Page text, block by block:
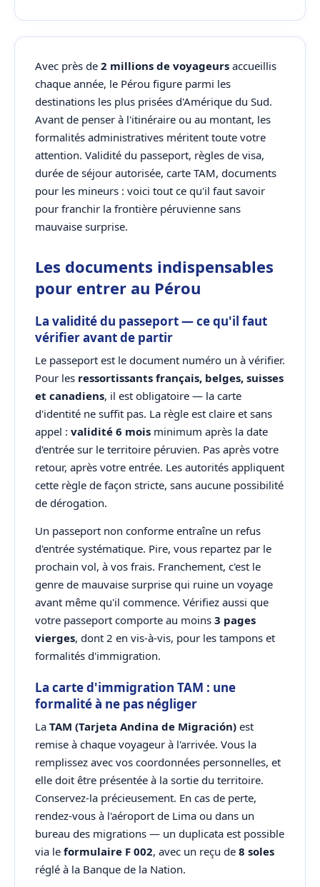
Avec près de 2 millions de voyageurs accueillis
chaque année, le Pérou figure parmi les
destinations les plus prisées d'Amérique du Sud.
Avant de penser à l'itinéraire ou au montant, les
formalités administratives méritent toute votre
attention. Validité du passeport, règles de visa,
durée de séjour autorisée, carte TAM, documents
pour les mineurs : voici tout ce qu'il faut savoir
pour franchir la frontière péruvienne sans
mauvaise surprise.
Les documents indispensables
pour entrer au Pérou
La validité du passeport — ce qu'il faut
vérifier avant de partir
Le passeport est le document numéro un à vérifier.
Pour les ressortissants français, belges, suisses
et canadiens, il est obligatoire — la carte
d'identité ne suffit pas. La règle est claire et sans
appel : validité 6 mois minimum après la date
d'entrée sur le territoire péruvien. Pas après votre
retour, après votre entrée. Les autorités appliquent
cette règle de façon stricte, sans aucune possibilité
de dérogation.
Un passeport non conforme entraîne un refus
d'entrée systématique. Pire, vous repartez par le
prochain vol, à vos frais. Franchement, c'est le
genre de mauvaise surprise qui ruine un voyage
avant même qu'il commence. Vérifiez aussi que
votre passeport comporte au moins 3 pages
vierges, dont 2 en vis-à-vis, pour les tampons et
formalités d'immigration.
La carte d'immigration TAM : une
formalité à ne pas négliger
La TAM (Tarjeta Andina de Migración) est
remise à chaque voyageur à l'arrivée. Vous la
remplissez avec vos coordonnées personnelles, et
elle doit être présentée à la sortie du territoire.
Conservez-la précieusement. En cas de perte,
rendez-vous à l'aéroport de Lima ou dans un
bureau des migrations — un duplicata est possible
via le formulaire F 002, avec un reçu de 8 soles
réglé à la Banque de la Nation.